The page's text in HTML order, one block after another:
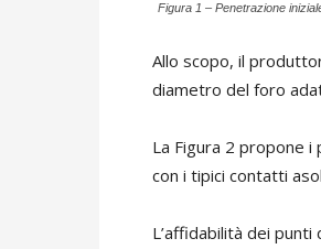
Figura 1 – Penetrazione
Allo scopo, il
diametro del foro
La Figura 2 propone
con i tipici contatti
L’affidabilità dei